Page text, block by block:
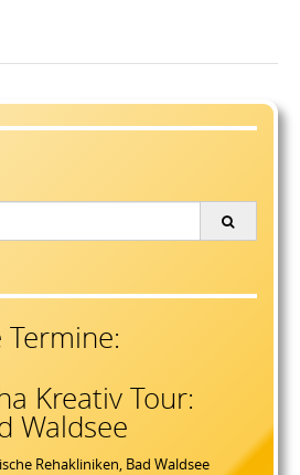
Kreativ Tour:
Waldsee
Rehakliniken, Bad Waldsee